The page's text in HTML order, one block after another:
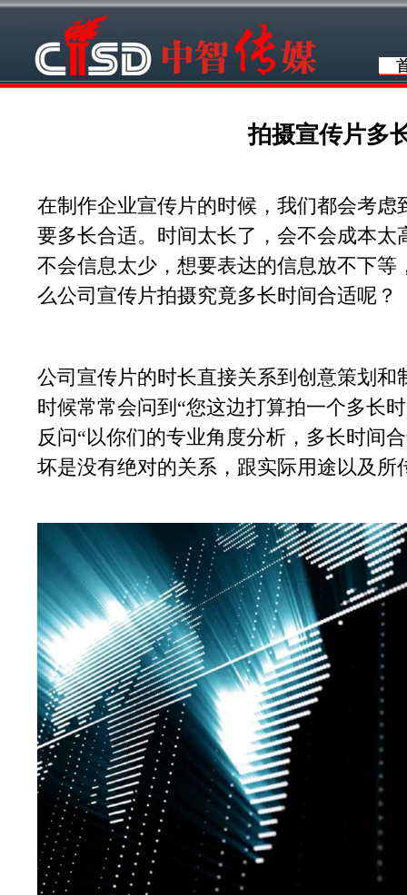
拍摄宣传片多
在制作企业宣传片的时候，我们都会考
要多长合适。时间太长了，会不会成本
不会信息太少，想要表达的信息放不下
么公司宣传片拍摄究竟多长时间合适呢？
公司宣传片的时长直接关系到创意策划
时候常常会问到 “您这边打算拍一个多长
反问“以你们的专业角度分析，多长时间
坏是没有绝对的关系，跟实际用途以及所